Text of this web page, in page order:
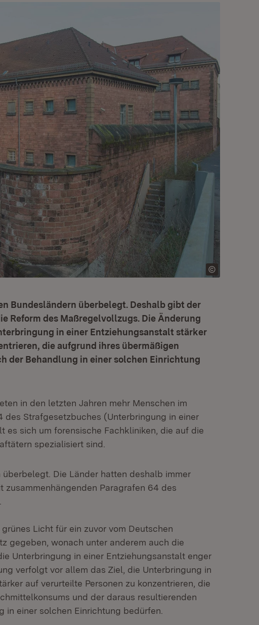
Bundesländern überbelegt. Deshalb gibt der
Reform des Maßregelvollzugs. Die Änderung
in einer Entziehungsanstalt stärker
die aufgrund ihres übermäßigen
der Behandlung in einer solchen Einrichtung
in den letzten Jahren mehr Menschen im
des Strafgesetzbuches (Unterbringung in einer
es sich um forensische Fachkliniken, die auf die
spezialisiert sind.
Die Länder hatten deshalb immer
Paragrafen 64 des
Licht für ein zuvor vom Deutschen
gegeben, wonach unter anderem auch die
Unterbringung in einer Entziehungsanstalt enger
verfolgt vor allem das Ziel, die Unterbringung in
auf verurteilte Personen zu konzentrieren, die
und der daraus resultierenden
einer solchen Einrichtung bedürfen.